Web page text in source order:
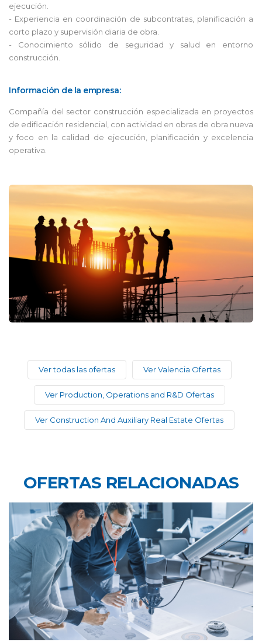
ejecución.
- Experiencia en coordinación de subcontratas, planificación a
corto plazo y supervisión diaria de obra.
- Conocimiento sólido de seguridad y salud en entorno
construcción.
Información de la empresa:
Compañía del sector construcción especializada en proyectos
de edificación residencial, con actividad en obras de obra nueva
y foco en la calidad de ejecución, planificación y excelencia
operativa.
Ver todas las ofertas Ver Valencia Ofertas
Ver Production, Operations and R&D Ofertas
Ver Construction And Auxiliary Real Estate Ofertas
OFERTAS RELACIONADAS